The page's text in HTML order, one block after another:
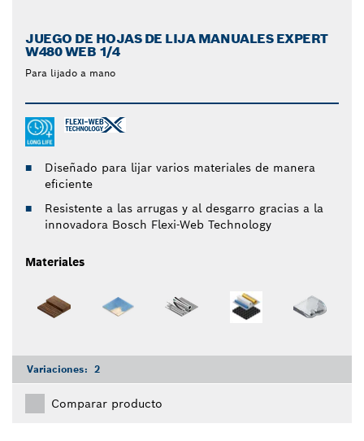
JUEGO DE HOJAS DE LIJA MANUALES EXPERT
W480 WEB 1/4
Para lijado a mano
Diseñado para lijar varios materiales de manera
eficiente
Resistente a las arrugas y al desgarro gracias a la
innovadora Bosch Flexi-Web Technology
Materiales
Variaciones: 2
Comparar producto